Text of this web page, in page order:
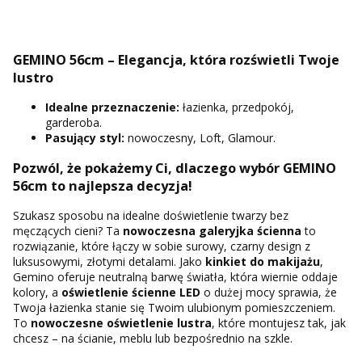
GEMINO 56cm – Elegancja, która rozświetli Twoje
lustro
Idealne przeznaczenie: łazienka, przedpokój,
garderoba.
Pasujący styl: nowoczesny, Loft, Glamour.
Pozwól, że pokażemy Ci, dlaczego wybór GEMINO
56cm to najlepsza decyzja!
Szukasz sposobu na idealne doświetlenie twarzy bez
męczących cieni? Ta nowoczesna galeryjka ścienna to
rozwiązanie, które łączy w sobie surowy, czarny design z
luksusowymi, złotymi detalami. Jako kinkiet do makijażu,
Gemino oferuje neutralną barwę światła, która wiernie oddaje
kolory, a oświetlenie ścienne LED o dużej mocy sprawia, że
Twoja łazienka stanie się Twoim ulubionym pomieszczeniem.
To nowoczesne oświetlenie lustra, które montujesz tak, jak
chcesz – na ścianie, meblu lub bezpośrednio na szkle.